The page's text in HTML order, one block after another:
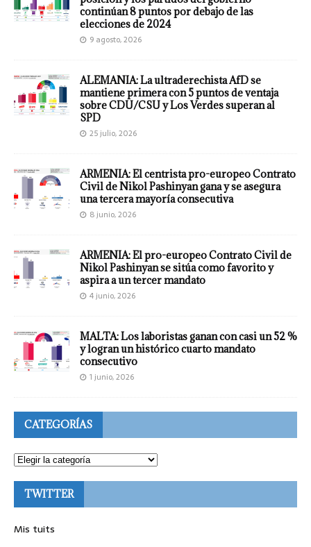
continúan 8 puntos por debajo de las
elecciones de 2024
9 agosto, 2026
ALEMANIA: La ultraderechista AfD se
mantiene primera con 5 puntos de ventaja
sobre CDU/CSU y Los Verdes superan al
SPD
25 julio, 2026
ARMENIA: El centrista pro-europeo Contrato
Civil de Nikol Pashinyan gana y se asegura
una tercera mayoría consecutiva
8 junio, 2026
ARMENIA: El pro-europeo Contrato Civil de
Nikol Pashinyan se sitúa como favorito y
aspira a un tercer mandato
4 junio, 2026
MALTA: Los laboristas ganan con casi un 52 %
y logran un histórico cuarto mandato
consecutivo
1 junio, 2026
CATEGORÍAS
TWITTER
Mis tuits